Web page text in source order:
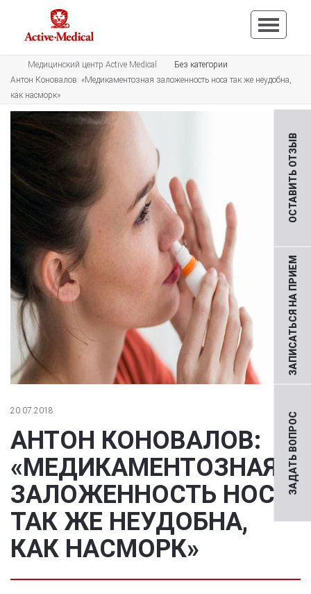
ЗАДАТЬ ВОПРОС
ЗАПИСАТЬСЯ НА ПРИЕМ
ОСТАВИТЬ ОТЗЫВ
Медицинский центр Active Medical
Без категории
Антон Коновалов: «Медикаментозная заложенность носа так же неудобна,
как насморк»
20.07.2018
АНТОН КОНОВАЛОВ:
«МЕДИКАМЕНТОЗНАЯ
ЗАЛОЖЕННОСТЬ НОСА
ТАК ЖЕ НЕУДОБНА,
КАК НАСМОРК»